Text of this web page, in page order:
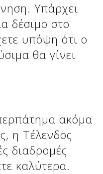
Υπάρχει
δέσιμο στο
υπόψη ότι ο
θα γίνει
ακόμα
η Τέλενδος
διαδρομές
καλύτερα.